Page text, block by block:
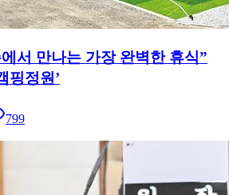
서 만나는 가장 완벽한 휴식”
핑정원’
799